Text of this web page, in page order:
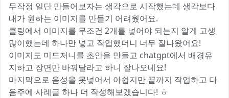
무작정 일단 만들어보자는 생각으로 시작했는데 생각보다
내가 원하는 이미지를 만들기 어려웠어요.
클링에서 이미지를 무조건 2개를 넣어야 되는지 알게 고생
많이했는데 하나만 넣고 작업했더니 너무 잘나왔어요!
이미지도 미드저니를 초안을 만들고 chatgpt에서 배경유
지하고 장면만 바꿔달라고 하니 잘나오네요!
마지막으로 음성을 못넣어서 아쉽지만 끝까지 작업하고 다
음주에 사례글 하나 더 작성해보겠습니다! ㅎ